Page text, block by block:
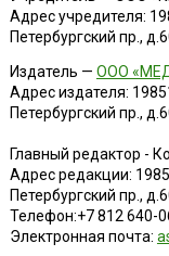
Адрес учредителя:
Петербургский пр.,
Издатель — ООО
Адрес издателя:
Петербургский пр.,
Главный редактор -
Адрес редакции:
Петербургский пр.,
Телефон:+7 812 640-
Электронная почта: